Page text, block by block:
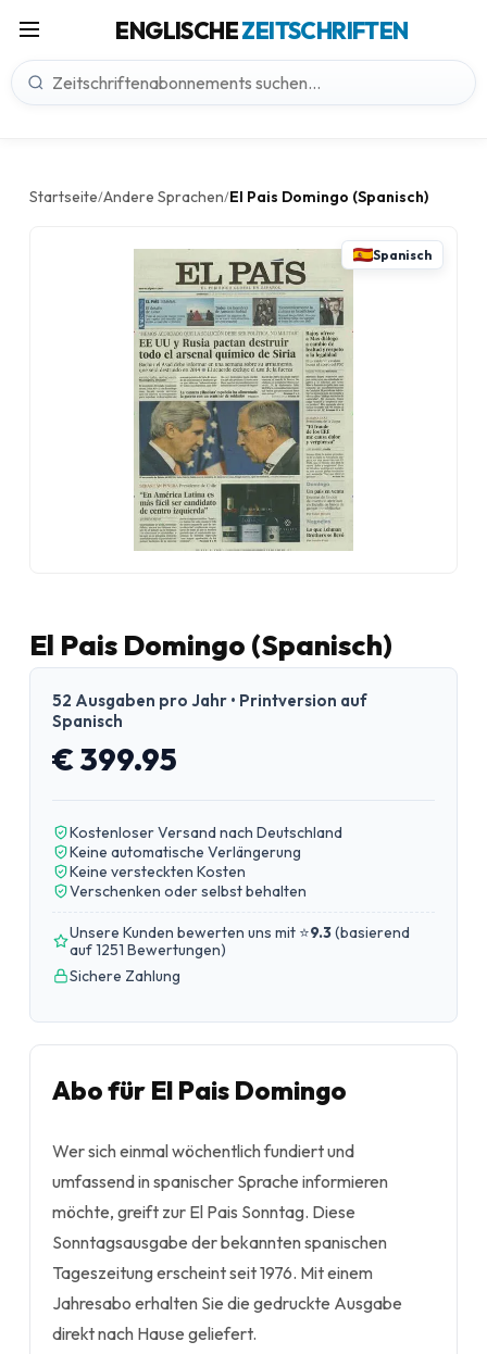
ENGLISCHEZEITSCHRIFTEN
Startseite/Andere Sprachen/El Pais Domingo (Spanisch)
Spanisch
El Pais Domingo (Spanisch)
52 Ausgaben pro Jahr • Printversion auf
Spanisch
€ 399.95
Kostenloser Versand nach Deutschland
Keine automatische Verlängerung
Keine versteckten Kosten
Verschenken oder selbst behalten
Unsere Kunden bewerten uns mit ⭐9.3(basierend
auf 1251 Bewertungen)
Sichere Zahlung
Abo für El Pais Domingo
Wer sich einmal wöchentlich fundiert und
umfassend in spanischer Sprache informieren
möchte, greift zur El Pais Sonntag. Diese
Sonntagsausgabe der bekannten spanischen
Tageszeitung erscheint seit 1976. Mit einem
Jahresabo erhalten Sie die gedruckte Ausgabe
direkt nach Hause geliefert.